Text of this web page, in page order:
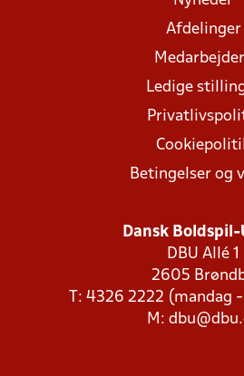
Afdelinger
Ledige
Betingelser og
Dansk
DBU Allé 1
2605
T: 4326 2222 (mandag
M: